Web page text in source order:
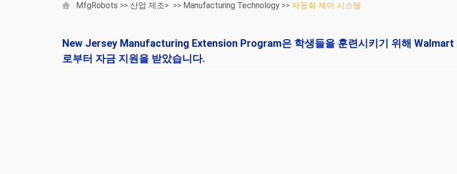
MfgRobots >> 산업 제조> >> Manufacturing Technology >> 자동화 제어 시스템
New Jersey Manufacturing Extension Program은 학생들을 훈련시키기 위해 Walmart
로부터 자금 지원을 받았습니다.